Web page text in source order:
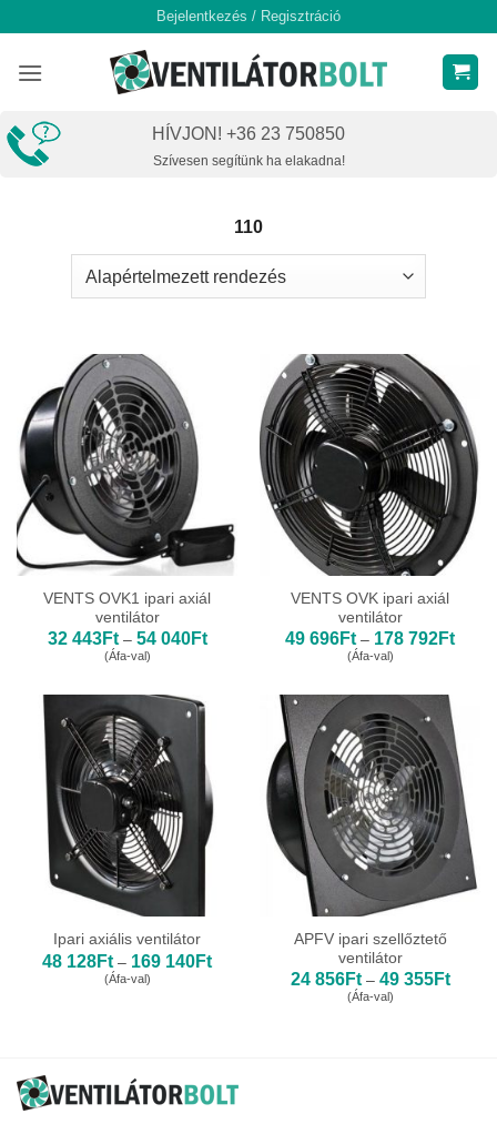
content
Bejelentkezés / Regisztráció
HÍVJON! +36 23 750850
Szívesen segítünk ha elakadna!
110
VENTS OVK1 ipari axiál
ventilátor
32 443Ft – 54 040FtÁrtartomány:
(Áfa-val)
VENTS OVK ipari axiál
ventilátor
49 696Ft – 178 792Ft
(Áfa-val)
Ipari axiális ventilátor
48 128Ft – 169 140FtÁrtartomány:
(Áfa-val)
APFV ipari szellőztető
ventilátor
24 856Ft – 49 355Ft
(Áfa-val)